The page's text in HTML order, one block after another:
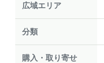
広域エリア
分類
購入・取り寄せ